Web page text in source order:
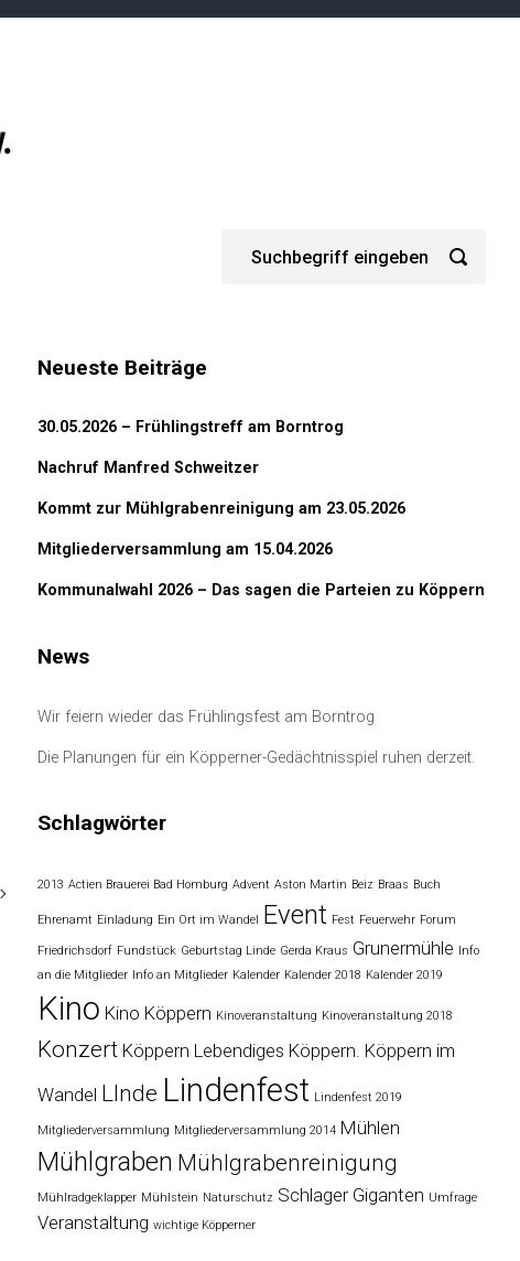
Neueste Beiträge
30.05.2026 – Frühlingstreff am Borntrog
Nachruf Manfred Schweitzer
Kommt zur Mühlgrabenreinigung am 23.05.2026
Mitgliederversammlung am 15.04.2026
Kommunalwahl 2026 – Das sagen die Parteien zu Köppern
News
Wir feiern wieder das Frühlingsfest am Borntrog
Die Planungen für ein Köpperner-Gedächtnisspiel ruhen derzeit.
Schlagwörter
2013 Actien Brauerei Bad Homburg Advent Aston Martin Beiz Braas Buch
Ehrenamt Einladung Ein Ort im Wandel Event Fest Feuerwehr Forum
Friedrichsdorf Fundstück Geburtstag Linde Gerda Kraus Grunermühle
Info
an die Mitglieder
Info an Mitglieder Kalender Kalender 2018 Kalender 2019
Kino Kino Köppern Kinoveranstaltung Kinoveranstaltung 2018
Konzert Köppern Lebendiges Köppern. Köppern im
Wandel LInde Lindenfest Lindenfest 2019
Mitgliederversammlung Mitgliederversammlung 2014 Mühlen
Mühlgraben Mühlgrabenreinigung
Mühlradgeklapper Mühlstein Naturschutz Schlager Giganten Umfrage
Veranstaltung wichtige Köpperner